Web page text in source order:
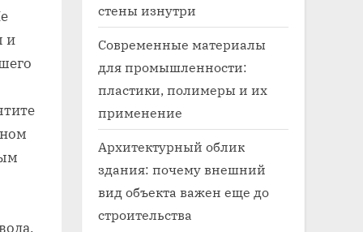
и
стены изнутри
Современные материалы
для промышленности:
пластики, полимеры и их
применение
Архитектурный облик
здания: почему внешний
вид объекта важен еще до
строительства